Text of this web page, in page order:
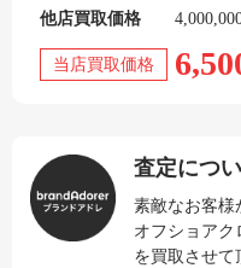
他店買取価格
当店買取価格
査定につ
素敵なお客様
オフショアク
を買取させて